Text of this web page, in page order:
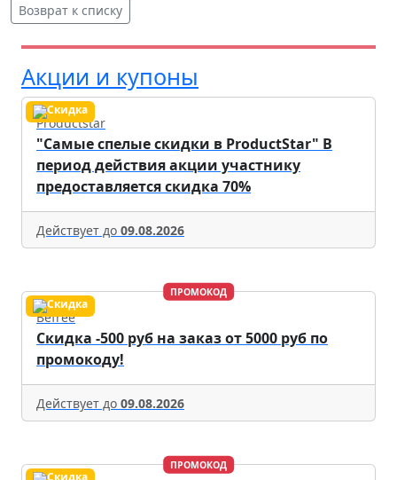
Возврат к списку
Акции и купоны
Productstar
"Самые спелые скидки в ProductStar" В
период действия акции участнику
предоставляется скидка 70%
Действует до 09.08.2026
ПРОМОКОД
Befree
Скидка -500 руб на заказ от 5000 руб по
промокоду!
Действует до 09.08.2026
ПРОМОКОД